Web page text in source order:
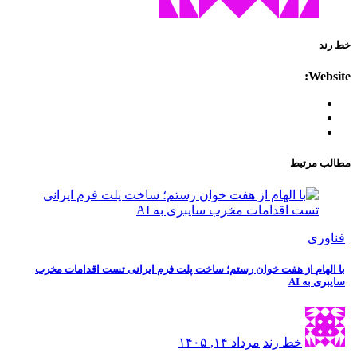
خط رند
Website:
مطالب مرتبط
فناوری
با الهام از هفت خوان رستم؛ ساخت پلت فرم ایرانی تست اقدامات مخرب
سایبری به AI
خط رند مرداد ۱۴, ۱۴۰۵